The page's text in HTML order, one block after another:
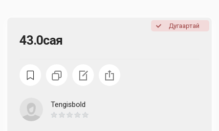
43.0сая
Дугаартай
Tengisbold